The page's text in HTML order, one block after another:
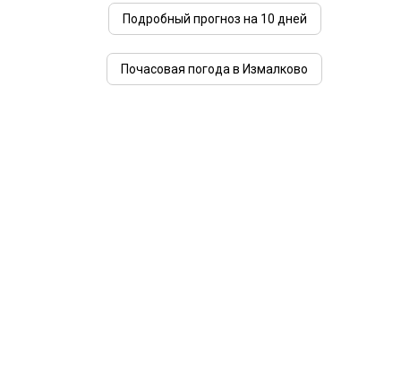
Подробный прогноз на 10 дней
Почасовая погода в Измалково